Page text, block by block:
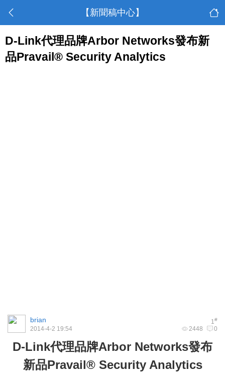
【新聞稿中心】
D-Link代理品牌Arbor Networks發布新
品Pravail® Security Analytics
1#
brian
2448 0
2014-4-2 19:54
D-Link代理品牌Arbor Networks發布
新品Pravail®Security Analytics